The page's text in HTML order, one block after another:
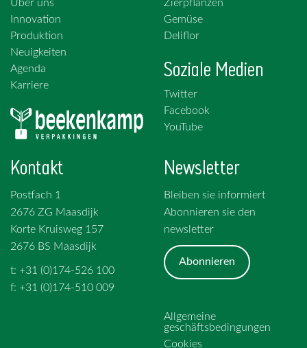
Über uns
Innovation
Produktion
Neuigkeiten
Agenda
Karriere
Zierpflanzen
Gemüse
Deliflor
Soziale Medien
Twitter
Facebook
YouTube
Kontakt
Postfach 1
2676 ZG Maasdijk
Korte Kruisweg 157
2676 BS Maasdijk
t: +31 (0)174-526 100
f: +31 (0)174-510 009
Newsletter
Bleiben sie informiert
Abonnieren sie den
newsletter
Abonnieren
Allgemeine
geschäftsbedingungen
Cookies